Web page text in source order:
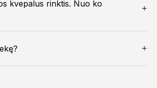
kvepalus rinktis. Nuo ko